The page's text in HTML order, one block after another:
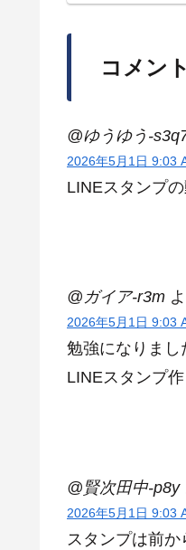
コメント
@ゆうゆう-
2026年5月1日 9:03
LINEスタンプ
@ガイア-r3m
2026年5月1日 9:03
勉強になりまし
LINEスタンプ
@賢次田中-p8y
2026年5月1日 9:03
スタンプは前か